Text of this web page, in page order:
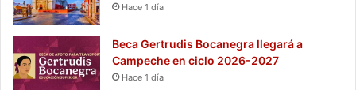
Hace 1 día
Beca Gertrudis Bocanegra llegará a
Campeche en ciclo 2026-2027
Hace 1 día